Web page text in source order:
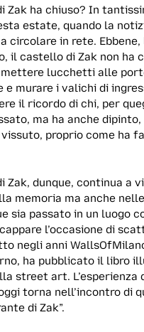
Zak ha chiuso? In
estate, quando la
circolare in rete.
il castello di Zak non ha
mettere lucchetti alle
murare i valichi di
il ricordo di chi, per
ma ha anche dipinto,
proprio come ha
Zak, dunque, continua a
memoria ma anche
sia passato in un luogo
l’occasione di
negli anni
ha pubblicato il libro
street art. L’esperienza
torna nell’incontro di
di Zak”.